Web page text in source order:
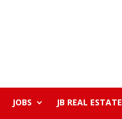
JOBS
JB REAL ESTATE